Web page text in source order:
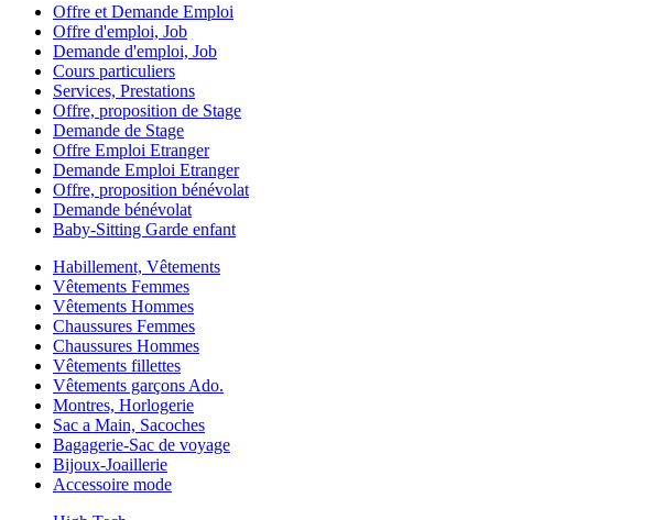
Offre et Demande Emploi
Offre d'emploi, Job
Demande d'emploi, Job
Cours particuliers
Services, Prestations
Offre, proposition de Stage
Demande de Stage
Offre Emploi Etranger
Demande Emploi Etranger
Offre, proposition bénévolat
Demande bénévolat
Baby-Sitting Garde enfant
Habillement, Vêtements
Vêtements Femmes
Vêtements Hommes
Chaussures Femmes
Chaussures Hommes
Vêtements fillettes
Vêtements garçons Ado.
Montres, Horlogerie
Sac a Main, Sacoches
Bagagerie-Sac de voyage
Bijoux-Joaillerie
Accessoire mode